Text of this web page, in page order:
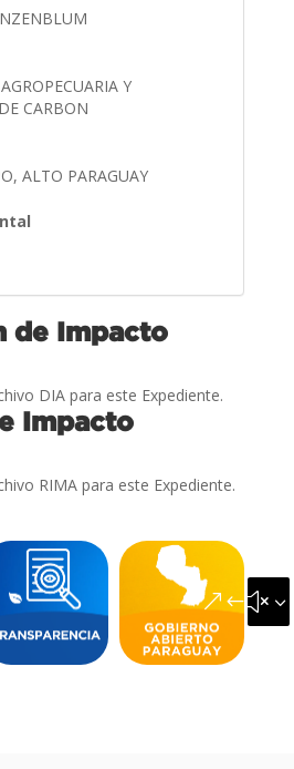
Y
CARBON
ALTO PARAGUAY
de Impacto
DIA para este Expediente.
Impacto
RIMA para este Expediente.